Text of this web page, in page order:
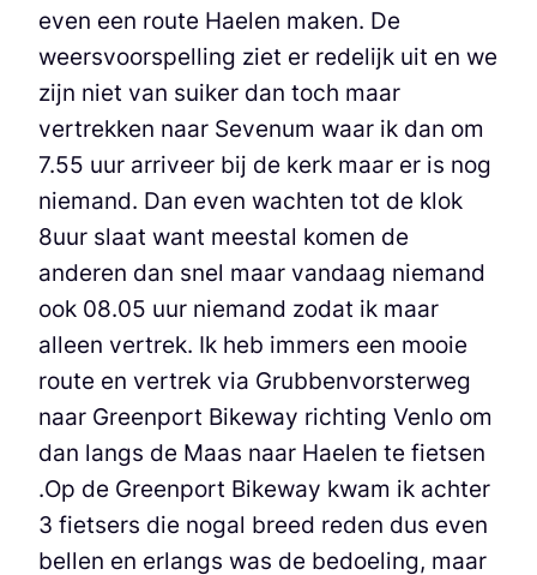
even een route Haelen maken. De
weersvoorspelling ziet er redelijk uit en we
zijn niet van suiker dan toch maar
vertrekken naar Sevenum waar ik dan om
7.55 uur arriveer bij de kerk maar er is nog
niemand. Dan even wachten tot de klok
8uur slaat want meestal komen de
anderen dan snel maar vandaag niemand
ook 08.05 uur niemand zodat ik maar
alleen vertrek. Ik heb immers een mooie
route en vertrek via Grubbenvorsterweg
naar Greenport Bikeway richting Venlo om
dan langs de Maas naar Haelen te fietsen
.Op de Greenport Bikeway kwam ik achter
3 fietsers die nogal breed reden dus even
bellen en erlangs was de bedoeling, maar